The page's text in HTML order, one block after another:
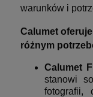
warunków i
Calumet
różnym
Calumet
stanowi
fotografii,